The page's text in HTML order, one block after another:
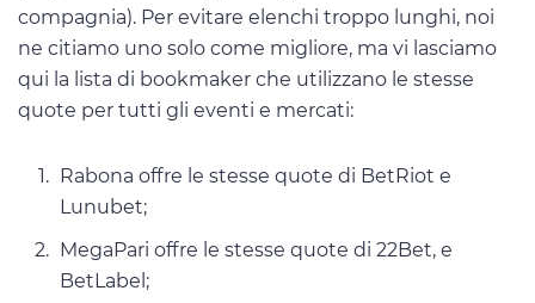
compagnia). Per evitare elenchi troppo lunghi, noi
ne citiamo uno solo come migliore, ma vi lasciamo
qui la lista di bookmaker che utilizzano le stesse
quote per tutti gli eventi e mercati:
Rabona offre le stesse quote di BetRiot e
Lunubet;
MegaPari offre le stesse quote di 22Bet, e
BetLabel;